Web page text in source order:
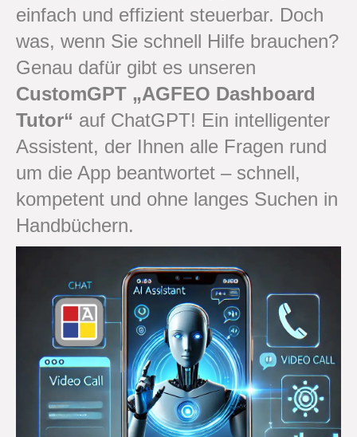
einfach und effizient steuerbar. Doch
was, wenn Sie schnell Hilfe brauchen?
Genau dafür gibt es unseren
CustomGPT „AGFEO Dashboard
Tutor“ auf ChatGPT! Ein intelligenter
Assistent, der Ihnen alle Fragen rund
um die App beantwortet – schnell,
kompetent und ohne langes Suchen in
Handbüchern.